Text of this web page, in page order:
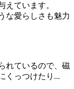
えています。
な愛らしさも魅力
れているので、磁
くっつけたり...